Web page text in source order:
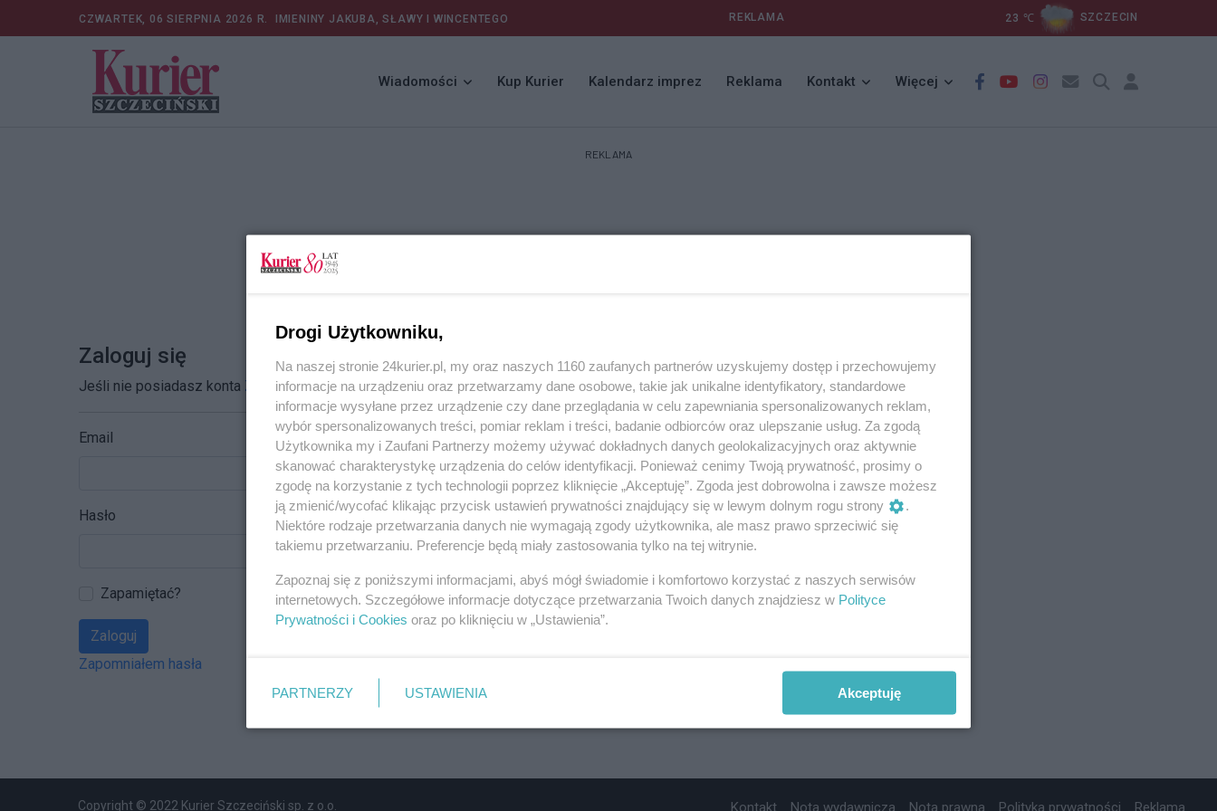
CZWARTEK, 06 SIERPNIA 2026 R. IMIENINY JAKUBA, SŁAWY I WINCENTEGO REKLAMA 23 ℃ SZCZECIN
Wiadomości Kup Kurier Kalendarz imprez Reklama Kontakt Więcej
REKLAMA
Zaloguj się
Jeśli nie posiadasz konta Zarejestruj się
Email
Hasło
Zapamiętać?
Zaloguj
Zapomniałem hasła
Copyright © 2022 Kurier Szczeciński sp. z o.o. Kontakt Nota wydawnicza Nota prawna Polityka prywatności Reklama
Drogi Użytkowniku,
Na naszej stronie 24kurier.pl, my oraz naszych 1160 zaufanych partnerów uzyskujemy dostęp i przechowujemy
informacje na urządzeniu oraz przetwarzamy dane osobowe, takie jak unikalne identyfikatory, standardowe
informacje wysyłane przez urządzenie czy dane przeglądania w celu zapewniania spersonalizowanych reklam,
wybór spersonalizowanych treści, pomiar reklam i treści, badanie odbiorców oraz ulepszanie usług. Za zgodą
Użytkownika my i Zaufani Partnerzy możemy używać dokładnych danych geolokalizacyjnych oraz aktywnie
skanować charakterystykę urządzenia do celów identyfikacji. Ponieważ cenimy Twoją prywatność, prosimy o
zgodę na korzystanie z tych technologii poprzez kliknięcie „Akceptuję”. Zgoda jest dobrowolna i zawsze możesz
ją zmienić/wycofać klikając przycisk ustawień prywatności znajdujący się w lewym dolnym rogu strony
.
Niektóre rodzaje przetwarzania danych nie wymagają zgody użytkownika, ale masz prawo sprzeciwić się
takiemu przetwarzaniu. Preferencje będą miały zastosowania tylko na tej witrynie.
Zapoznaj się z poniższymi informacjami, abyś mógł świadomie i komfortowo korzystać z naszych serwisów
internetowych. Szczegółowe informacje dotyczące przetwarzania Twoich danych znajdziesz w Polityce
Prywatności i Cookies oraz po kliknięciu w „Ustawienia”.
PARTNERZY USTAWIENIA Akceptuję